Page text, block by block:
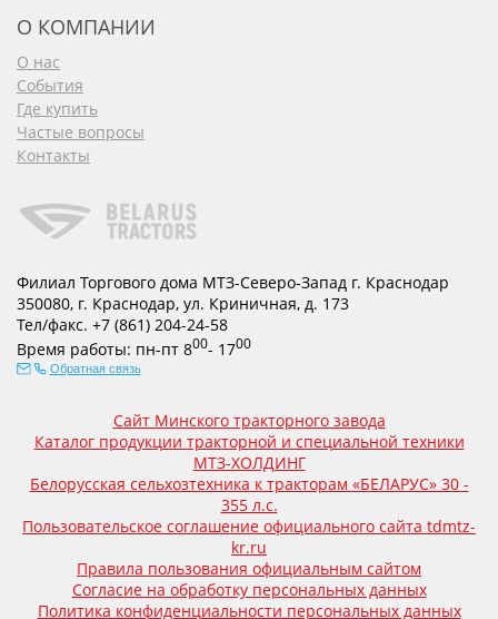
О КОМПАНИИ
О нас
События
Где купить
Частые вопросы
Контакты
Филиал Торгового дома МТЗ-Северо-Запад г. Краснодар
350080, г. Краснодар, ул. Криничная, д. 173
Тел/факс. +7 (861) 204-24-58
Время работы: пн-пт 800- 1700
Обратная связь
Сайт Минского тракторного завода
Каталог продукции тракторной и специальной техники
МТЗ-ХОЛДИНГ
Белорусская сельхозтехника к тракторам «БЕЛАРУС» 30 -
355 л.с.
Пользовательское соглашение официального сайта tdmtz-
kr.ru
Правила пользования официальным сайтом
Согласие на обработку персональных данных
Политика конфиденциальности персональных данных